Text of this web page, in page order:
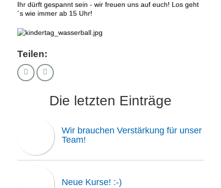
Ihr dürft gespannt sein - wir freuen uns auf euch! Los geht
´s wie immer ab 15 Uhr!
Teilen:
Die letzten Einträge
Wir brauchen Verstärkung für unser
Team!
Neue Kurse! :-)